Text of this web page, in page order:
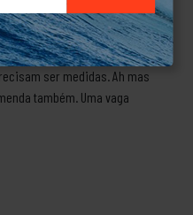
Acompanha: 06 buchas ; 06
prancha na parede) 01 base
ou pranchas com muita
ser medidas. Ah mas
também. Uma vaga